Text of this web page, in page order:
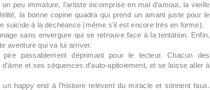
peu immature, l'artiste incomprise en mal d'amour, la vieille
la bonne copine quadra qui prend un amant juste pour le
suicide à la déchéance (même s'il est encore très en forme).
sans envergure qui se retrouve face à la tentation. Enfin,
aventure qui va lui arriver.
passablement déprimant pour le lecteur. Chacun des
et ses séquences d'auto-apitoiement, et se laisse aller à
happy end à l'histoire relèvent du miracle et sonnent faux.